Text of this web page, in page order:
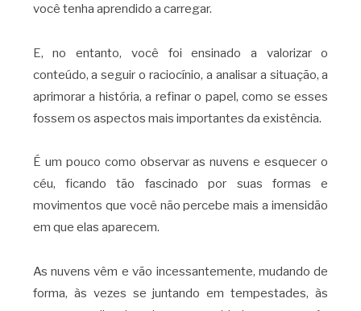
você tenha aprendido a carregar.
E, no entanto, você foi ensinado a valorizar o
conteúdo, a seguir o raciocínio, a analisar a situação, a
aprimorar a história, a refinar o papel, como se esses
fossem os aspectos mais importantes da existência.
É um pouco como observar as nuvens e esquecer o
céu, ficando tão fascinado por suas formas e
movimentos que você não percebe mais a imensidão
em que elas aparecem.
As nuvens vêm e vão incessantemente, mudando de
forma, às vezes se juntando em tempestades, às